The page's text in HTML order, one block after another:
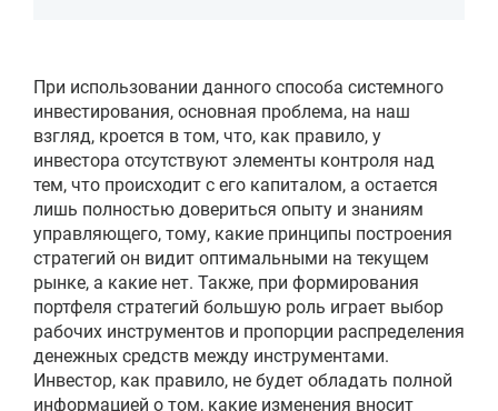
При использовании данного способа системного
инвестирования, основная проблема, на наш
взгляд, кроется в том, что, как правило, у
инвестора отсутствуют элементы контроля над
тем, что происходит с его капиталом, а остается
лишь полностью довериться опыту и знаниям
управляющего, тому, какие принципы построения
стратегий он видит оптимальными на текущем
рынке, а какие нет. Также, при формирования
портфеля стратегий большую роль играет выбор
рабочих инструментов и пропорции распределения
денежных средств между инструментами.
Инвестор, как правило, не будет обладать полной
информацией о том, какие изменения вносит